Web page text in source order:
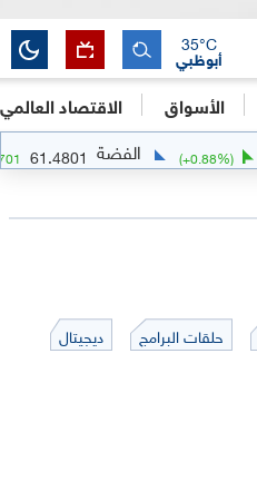
الأسواق الاقتصاد العالمي
أبوظبي
35°C
الفضة 61.4801
+1.9701
%)
حلقات البرامج
ديجيتال